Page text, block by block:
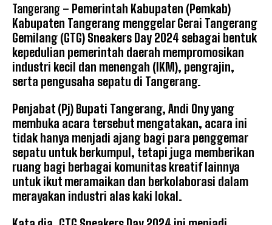
Tangerang – Pemerintah Kabupaten (Pemkab)
Kabupaten Tangerang menggelar Gerai Tangerang
Gemilang (GTG) Sneakers Day 2024 sebagai bentuk
kepedulian pemerintah daerah mempromosikan
industri kecil dan menengah (IKM), pengrajin,
serta pengusaha sepatu di Tangerang.
Penjabat (Pj) Bupati Tangerang, Andi Ony yang
membuka acara tersebut mengatakan, acara ini
tidak hanya menjadi ajang bagi para penggemar
sepatu untuk berkumpul, tetapi juga memberikan
ruang bagi berbagai komunitas kreatif lainnya
untuk ikut meramaikan dan berkolaborasi dalam
merayakan industri alas kaki lokal.